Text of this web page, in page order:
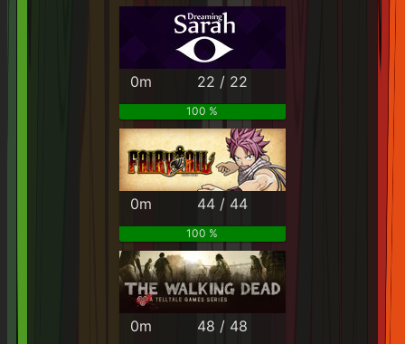
0m 22 / 22
100 %
0m 44 / 44
100 %
0m 48 / 48